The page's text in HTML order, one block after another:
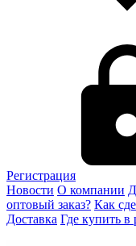
Регистрация
Новости О компании
оптовый заказ? Как
Доставка Где купить в